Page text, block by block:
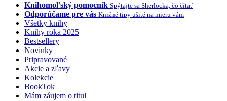
Knihomoľský pomocník Spýtajte sa Sherlocka, čo čítať
Odporúčame pre vás Knižné tipy ušité na mieru vám
Všetky knihy
Knihy roka 2025
Bestsellery
Novinky
Pripravované
Akcie a zľavy
Kolekcie
BookTok
Mám záujem o titul